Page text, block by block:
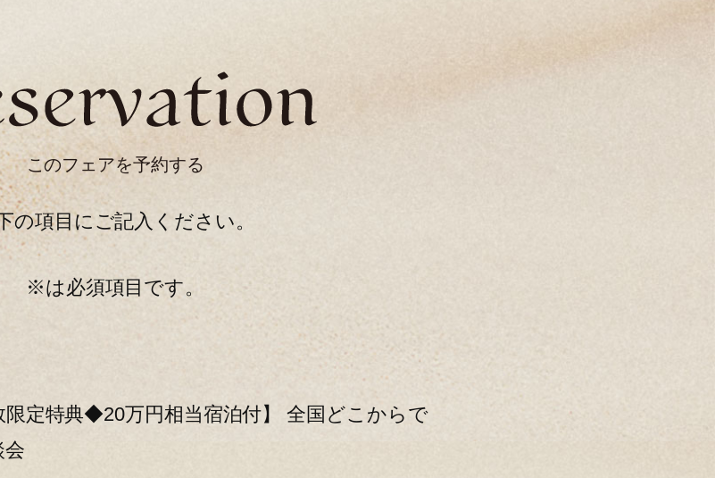
このフェアを予約する
の項目にご記入ください。
※は必須項目です。
定特典◆20万円相当宿泊付】 全国どこからで